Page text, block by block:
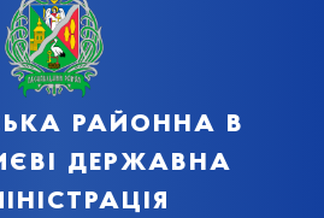
районна в
державна